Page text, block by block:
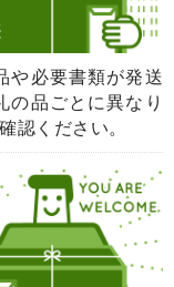
や必要書類が発送
の品ごとに異なり
認ください。